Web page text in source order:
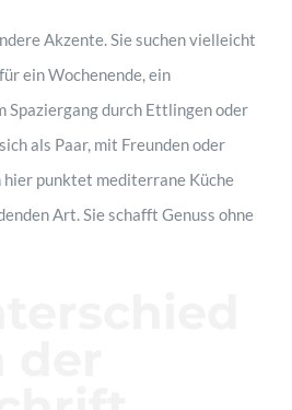
Akzente. Sie suchen vielleicht
ein Wochenende, ein
Spaziergang durch Ettlingen oder
als Paar, mit Freunden oder
hier punktet mediterrane Küche
Art. Sie schafft Genuss ohne